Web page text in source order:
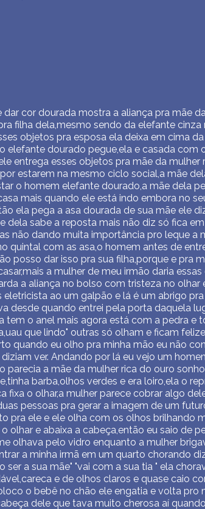
cor dourada mostra a aliança pra mãe
filha dela,mesmo sendo da elefante
objetos pra esposa ela deixa em cima
elefante dourado pegue,ela e casada com
entrega esses objetos pra mãe da
estarem na mesmo ciclo social,a mãe
o homem elefante dourado,a mãe dela
mais quando ele está indo embora no
ela pega a asa dourada de sua mãe ele
dela sabe a reposta mais não diz só fica
não dando muita importância pro leque a
quintal com as asa,o homem antes de
posso dar isso pra sua filha,porque e pra
a mulher de meu irmão daria
a aliança no bolso com tristeza no
ao um galpão e lá é um abrigo pra
desde quando entrei pela porta daquela
tem o anel mais agora está com a pedra e
que lindo" outras só olham e ficam
quando eu olho pra minha mão eu não
ver. Andando por lá eu vejo um
parecia a mãe da mulher rica do ouro
barba,olhos verdes e era loiro,ela o
fixa o olhar,a mulher parece cobrar algo
pessoas pra gerar a imagem de um
pra ele e ele olha com os olhos brilhando
olhar e abaixa a cabeça,então eu saio de
olhava pelo vidro enquanto a mulher
a minha irmã em um quarto chorando
ser a sua mãe" "vai com a sua tia " ela
e de olhos claros e quase caio
o bebê no chão ele engatia e volta pro
dele que tava muito cherosa aí